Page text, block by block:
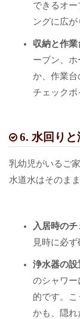
できるオ
ングに広が
収納と作業
ーブン、
か、作業台
チェックポ
6. 水回り
乳幼児がいるご
水道水はそのま
入居時の
見時に必ず
浄水器の設
のシャワー
的です。
かも、隠れ